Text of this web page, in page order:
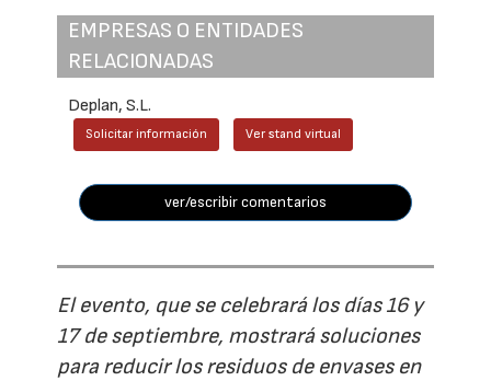
EMPRESAS O ENTIDADES
RELACIONADAS
Deplan, S.L.
Solicitar información Ver stand virtual
ver/escribir comentarios
El evento, que se celebrará los días 16 y
17 de septiembre, mostrará soluciones
para reducir los residuos de envases en